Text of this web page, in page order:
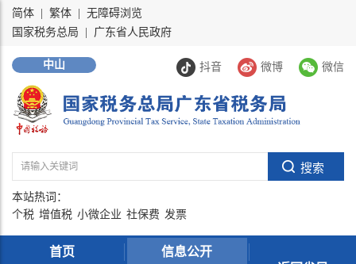
简体 繁体
无障碍浏览
国家税务总局
广东省人民政府
抖音 微博 微信
中山
本站热词：
个税 增值税 小微企业 社保费 发票
首页 信息公开